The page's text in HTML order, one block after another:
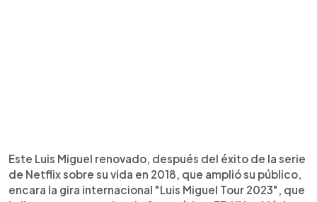
Este Luis Miguel renovado, después del éxito de la serie
de Netflix sobre su vida en 2018, que amplió su público,
encara la gira internacional "Luis Miguel Tour 2023", que